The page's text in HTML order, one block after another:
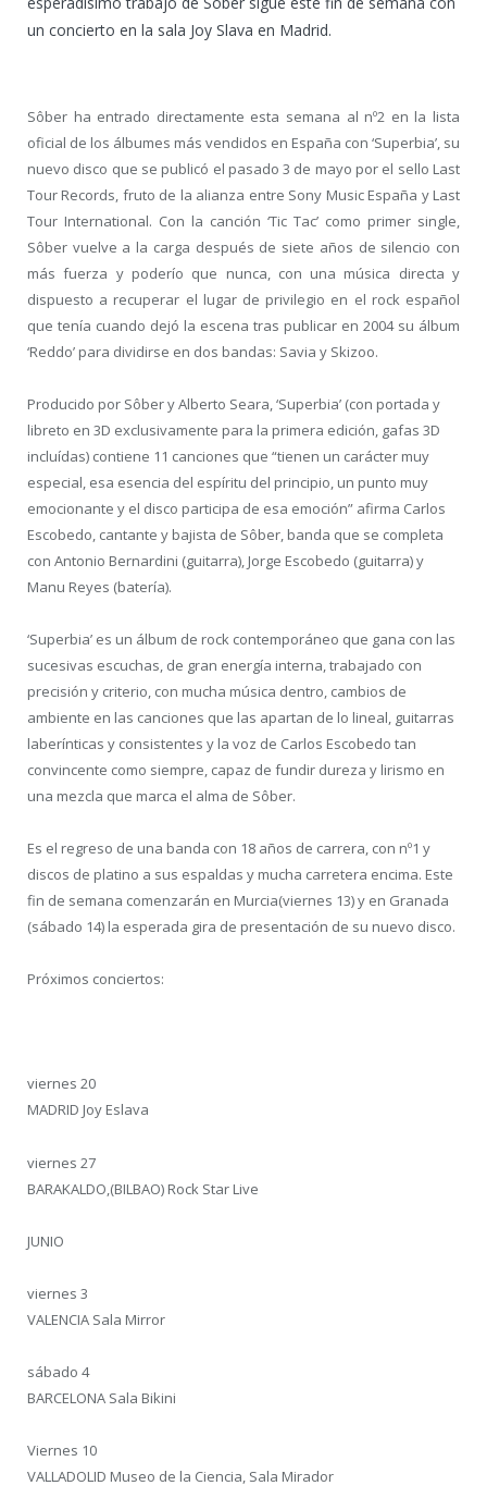
un concierto en la sala Joy Slava en Madrid.
Sôber ha entrado directamente esta semana al nº2 en la lista
oficial de los álbumes más vendidos en España con ‘Superbia’, su
nuevo disco que se publicó el pasado 3 de mayo por el sello Last
Tour Records, fruto de la alianza entre Sony Music España y Last
Tour International. Con la canción ‘Tic Tac’ como primer single,
Sôber vuelve a la carga después de siete años de silencio con
más fuerza y poderío que nunca, con una música directa y
dispuesto a recuperar el lugar de privilegio en el rock español
que tenía cuando dejó la escena tras publicar en 2004 su álbum
‘Reddo’ para dividirse en dos bandas: Savia y Skizoo.
Producido por Sôber y Alberto Seara, ‘Superbia’ (con portada y
libreto en 3D exclusivamente para la primera edición, gafas 3D
incluídas) contiene 11 canciones que “tienen un carácter muy
especial, esa esencia del espíritu del principio, un punto muy
emocionante y el disco participa de esa emoción” afirma Carlos
Escobedo, cantante y bajista de Sôber, banda que se completa
con Antonio Bernardini (guitarra), Jorge Escobedo (guitarra) y
Manu Reyes (batería).
‘Superbia’ es un álbum de rock contemporáneo que gana con las
sucesivas escuchas, de gran energía interna, trabajado con
precisión y criterio, con mucha música dentro, cambios de
ambiente en las canciones que las apartan de lo lineal, guitarras
laberínticas y consistentes y la voz de Carlos Escobedo tan
convincente como siempre, capaz de fundir dureza y lirismo en
una mezcla que marca el alma de Sôber.
Es el regreso de una banda con 18 años de carrera, con nº1 y
discos de platino a sus espaldas y mucha carretera encima. Este
fin de semana comenzarán en Murcia(viernes 13) y en Granada
(sábado 14) la esperada gira de presentación de su nuevo disco.
Próximos conciertos:
viernes 20
MADRID Joy Eslava
viernes 27
BARAKALDO,(BILBAO) Rock Star Live
JUNIO
viernes 3
VALENCIA Sala Mirror
sábado 4
BARCELONA Sala Bikini
Viernes 10
VALLADOLID Museo de la Ciencia, Sala Mirador